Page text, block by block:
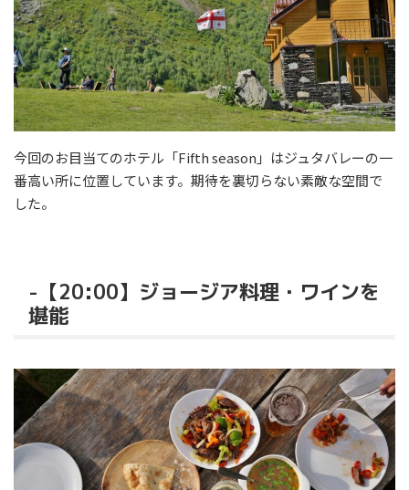
今回のお目当てのホテル「Fifth season」はジュタバレーの一
番高い所に位置しています。期待を裏切らない素敵な空間で
した。
-【20:00】ジョージア料理・ワインを
堪能